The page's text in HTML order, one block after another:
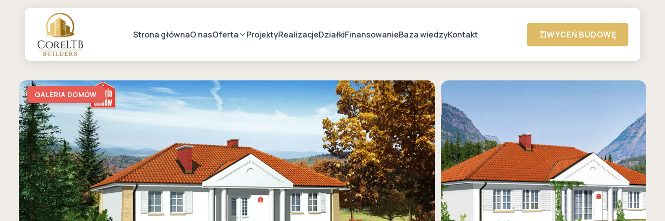
Strona głównaO nasOferta ProjektyRealizacjeDziałkiFinansowanieBaza wiedzyKontakt WYCEŃ BUDOWĘ
GALERIA DOMÓW